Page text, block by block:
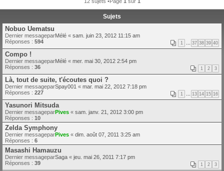
Sujets
Nobuo Uematsu
Dernier messageparMélé « sam. juin 23, 2012 11:15 am
Réponses : 594 1 37 38 39 40
Compo !
Dernier messageparMélé « mer. mai 30, 2012 2:54 pm
Réponses : 36 1 2 3
Là, tout de suite, t'écoutes quoi ?
Dernier messageparSpay001 « mar. mai 22, 2012 7:18 pm
Réponses : 227 1 13 14 15 16
Yasunori Mitsuda
Dernier messageparPives « sam. janv. 21, 2012 3:00 pm
Réponses : 10
Zelda Symphony
Dernier messageparPives « dim. août 07, 2011 3:25 am
Réponses : 6
Masashi Hamauzu
Dernier messageparSaga « jeu. mai 26, 2011 7:17 pm
Réponses : 39 1 2 3